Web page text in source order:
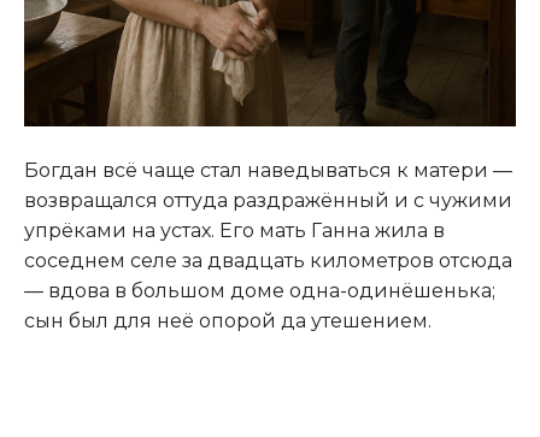
Богдан всё чаще стал наведываться к матери —
возвращался оттуда раздражённый и с чужими
упрёками на устах. Его мать Ганна жила в
соседнем селе за двадцать километров отсюда
— вдова в большом доме одна-одинёшенька;
сын был для неё опорой да утешением.